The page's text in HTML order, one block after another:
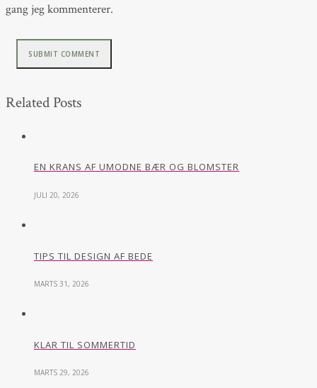
gang jeg kommenterer.
Related Posts
EN KRANS AF UMODNE BÆR OG BLOMSTER
JULI 20, 2026
TIPS TIL DESIGN AF BEDE
MARTS 31, 2026
KLAR TIL SOMMERTID
MARTS 29, 2026